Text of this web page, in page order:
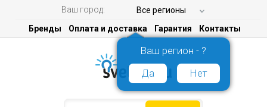
Ваш город: Все регионы
Ваш регион - ?
Да
Нет
Бренды Оплата и доставка Гарантия Контакты